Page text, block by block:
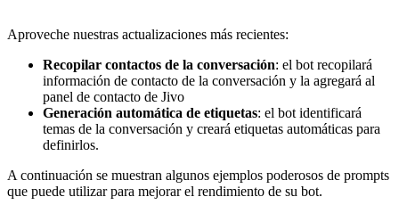
Aproveche nuestras actualizaciones más recientes:
Recopilar contactos de la conversación: el bot recopilará
información de contacto de la conversación y la agregará al
panel de contacto de Jivo
Generación automática de etiquetas: el bot identificará
temas de la conversación y creará etiquetas automáticas para
definirlos.
A continuación se muestran algunos ejemplos poderosos de prompts
que puede utilizar para mejorar el rendimiento de su bot.